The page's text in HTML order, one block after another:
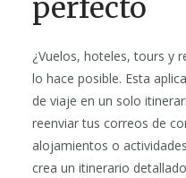
perfecto
¿Vuelos, hoteles, tours y
lo hace posible. Esta
de viaje en un solo
reenviar tus correos de
alojamientos o
crea un itinerario